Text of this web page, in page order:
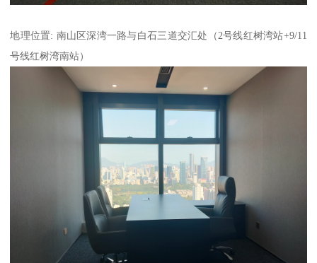
地理位置: 南山区深湾一路与白石三道交汇处（2号线红树湾站+9/11
号线红树湾南站）